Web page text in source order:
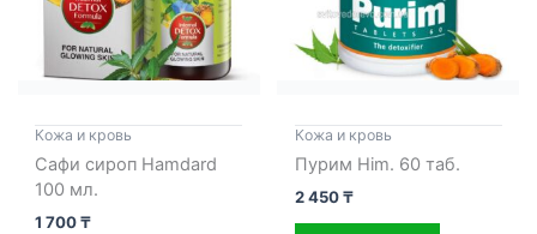
Кожа и кровь
Сафи сироп Hamdard
100 мл.
1 700₸
Кожа и кровь
Пурим Him. 60 таб.
2 450₸